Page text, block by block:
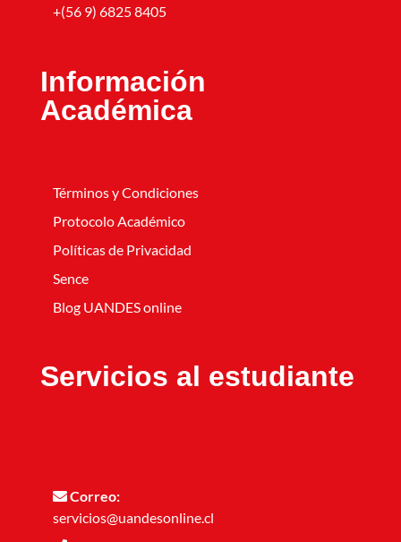
+(56 9) 6825 8405
Información
Académica
Términos y Condiciones
Protocolo Académico
Políticas de Privacidad
Sence
Blog UANDES online
Servicios al estudiante
Correo:
servicios@uandesonline.cl